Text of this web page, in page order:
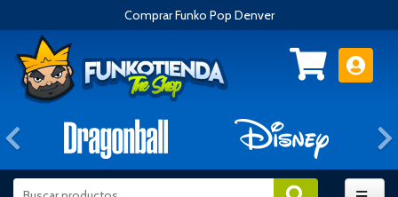
Comprar Funko Pop Denver
Anterior